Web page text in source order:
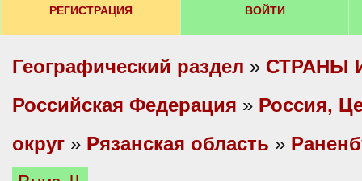
РЕГИСТРАЦИЯ ВОЙТИ
Географический раздел » СТРАНЫ
Российская Федерация » Россия,
округ » Рязанская область »